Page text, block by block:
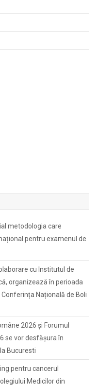
metodologia care
pentru examenul de
cu Institutul de
organizează în perioada
Națională de Boli
2026 și Forumul
se vor desfășura în
Bucuresti
pentru cancerul
Medicilor din